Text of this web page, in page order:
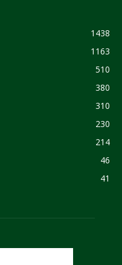
1438
1163
510
380
310
230
214
46
41